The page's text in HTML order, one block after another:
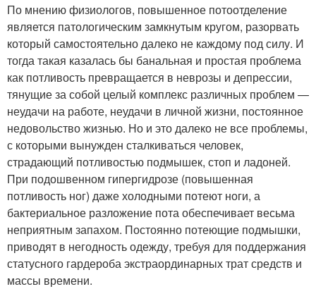
По мнению физиологов, повышенное потоотделение
является патологическим замкнутым кругом, разорвать
который самостоятельно далеко не каждому под силу. И
тогда такая казалась бы банальная и простая проблема
как потливость превращается в неврозы и депрессии,
тянущие за собой целый комплекс различных проблем —
неудачи на работе, неудачи в личной жизни, постоянное
недовольство жизнью. Но и это далеко не все проблемы,
с которыми вынужден сталкиваться человек,
страдающий потливостью подмышек, стоп и ладоней.
При подошвенном гипергидрозе (повышенная
потливость ног) даже холодными потеют ноги, а
бактериальное разложение пота обеспечивает весьма
неприятным запахом. Постоянно потеющие подмышки,
приводят в негодность одежду, требуя для поддержания
статусного гардероба экстраординарных трат средств и
массы времени.